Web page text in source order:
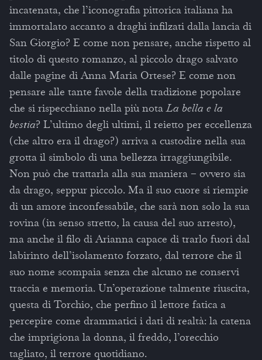
incatenata, che l’iconografia pittorica italiana ha
immortalato accanto a draghi infilzati dalla lancia di
San Giorgio? E come non pensare, anche rispetto al
titolo di questo romanzo, al piccolo drago salvato
dalle pagine di Anna Maria Ortese? E come non
pensare alle tante favole della tradizione popolare
che si rispecchiano nella più notaLa bella e la
bestia? L’ultimo degli ultimi, il reietto per eccellenza
(che altro era il drago?) arriva a custodire nella sua
grotta il simbolo di una bellezza irraggiungibile.
Non può che trattarla alla sua maniera – ovvero sia
da drago, seppur piccolo. Ma il suo cuore si riempie
di un amore inconfessabile, che sarà non solo la sua
rovina (in senso stretto, la causa del suo arresto),
ma anche il filo di Arianna capace di trarlo fuori dal
labirinto dell’isolamento forzato, dal terrore che il
suo nome scompaia senza che alcuno ne conservi
traccia e memoria. Un’operazione talmente riuscita,
questa di Torchio, che perfino il lettore fatica a
percepire come drammatici i dati di realtà: la catena
che imprigiona la donna, il freddo, l’orecchio
tagliato, il terrore quotidiano.